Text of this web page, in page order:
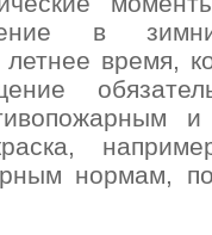
в
время,
нормам,